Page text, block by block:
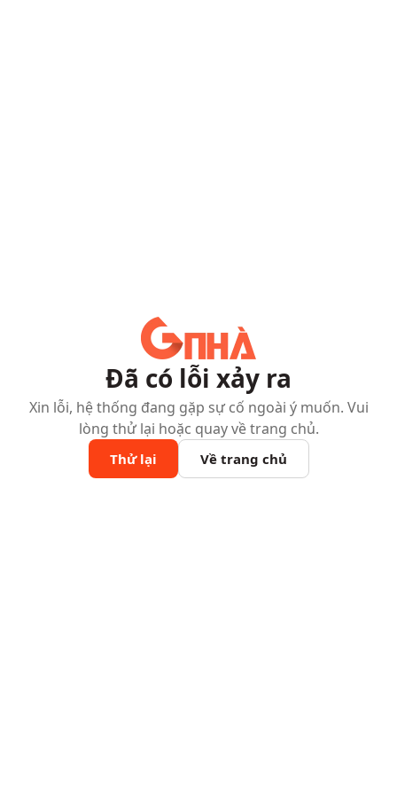
Đã có lỗi xảy ra
Xin lỗi, hệ thống đang gặp sự cố ngoài ý muốn. Vui
lòng thử lại hoặc quay về trang chủ.
Thử lại Về trang chủ